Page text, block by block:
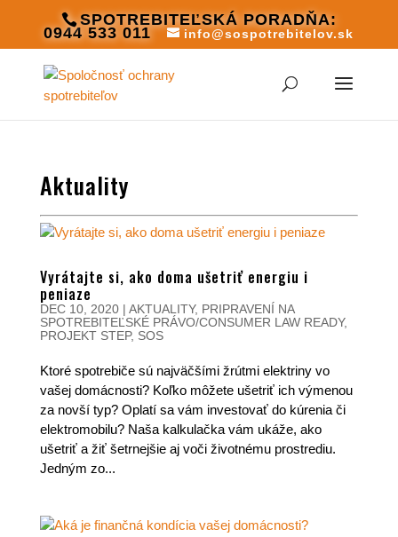
SPOTREBITEĽSKÁ PORADŇA:
0944 533 011 info@sospotrebitelov.sk
Aktuality
Vyrátajte si, ako doma ušetriť energiu i
peniaze
DEC 10, 2020| AKTUALITY, PRIPRAVENÍ NA
SPOTREBITEĽSKÉ PRÁVO/CONSUMER LAW READY,
PROJEKT STEP, SOS
Ktoré spotrebiče sú najväčšími žrútmi elektriny vo
vašej domácnosti? Koľko môžete ušetriť ich výmenou
za novší typ? Oplatí sa vám investovať do kúrenia či
elektromobilu? Naša kalkulačka vám ukáže, ako
ušetriť a žiť šetrnejšie aj voči životnému prostrediu.
Jedným zo...